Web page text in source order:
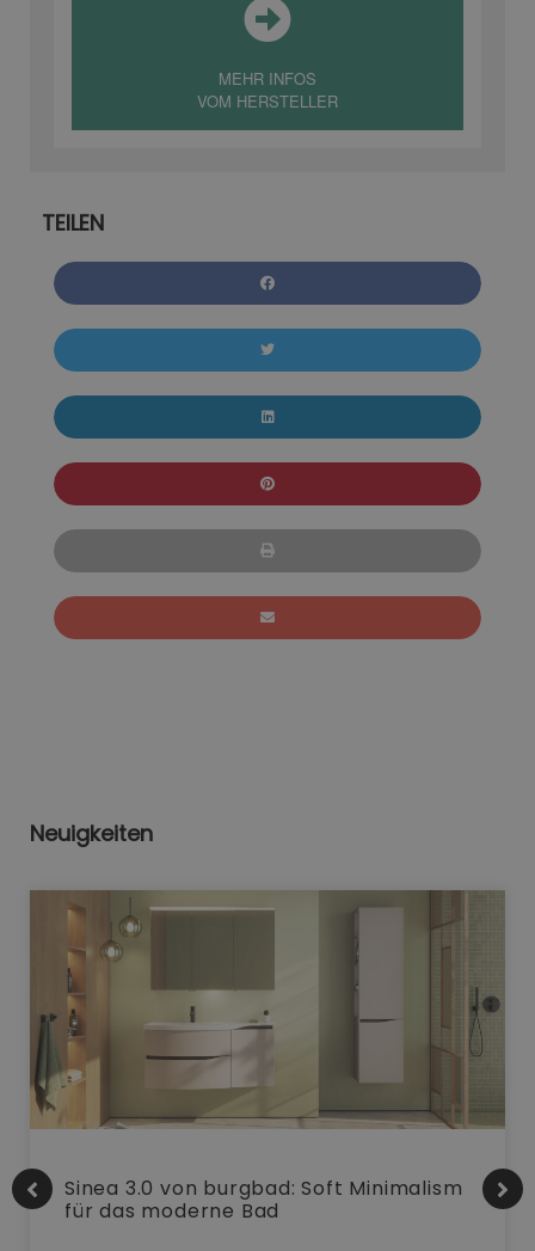
MEHR INFOS
VOM HERSTELLER
TEILEN
Neuigkeiten
Sinea 3.0 von burgbad: Soft Minimalism
für das moderne Bad